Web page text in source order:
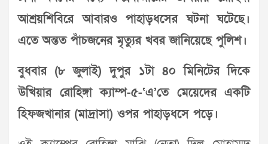
আশ্রয়শিবিরে আবারও পাহাড়ধসের ঘটনা ঘটেছে।
এতে অন্তত পাঁচজনের মৃত্যুর খবর জানিয়েছে পুলিশ।
বুধবার (৮ জুলাই) দুপুর ১টা ৪০ মিনিটের দিকে
উখিয়ার রোহিঙ্গা ক্যাম্প-৫-‘এ’তে মেয়েদের একটি
হিফজখানার (মাদ্রাসা) ওপর পাহাড়ধসে পড়ে।